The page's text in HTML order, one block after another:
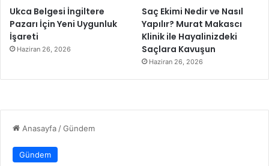
Ukca Belgesi İngiltere
Pazarı İçin Yeni Uygunluk
İşareti
Haziran 26, 2026
Saç Ekimi Nedir ve Nasıl
Yapılır? Murat Makascı
Klinik ile Hayalinizdeki
Saçlara Kavuşun
Haziran 26, 2026